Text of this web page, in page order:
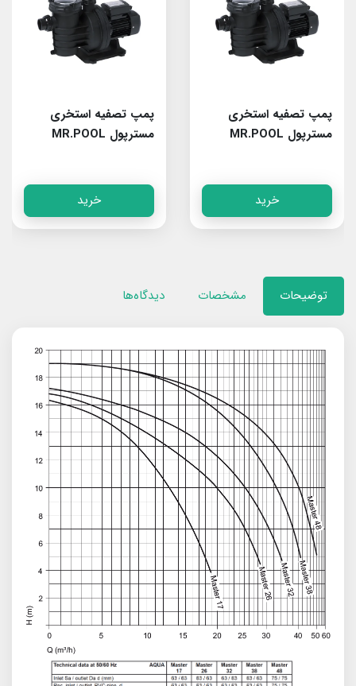
پمپ تصفیه استخری
مسترپول MR.POOL
خرید
پمپ تصفیه استخری
مسترپول MR.POOL
خرید
توضیحات مشخصات دیدگاه‌ها